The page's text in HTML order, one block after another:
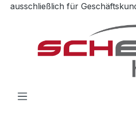
Zum Hauptinhalt springen
ausschließlich für